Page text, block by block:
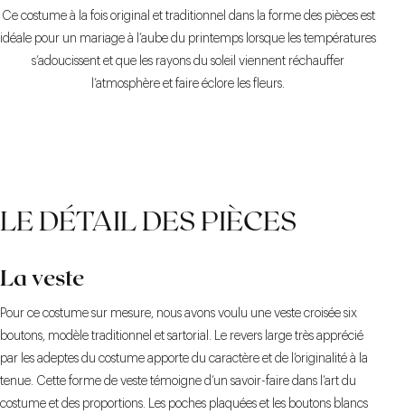
Ce costume à la fois original et traditionnel dans la forme des pièces est
idéale pour un mariage à l’aube du printemps lorsque les températures
s’adoucissent et que les rayons du soleil viennent réchauffer
l’atmosphère et faire éclore les fleurs.
LE DÉTAIL DES PIÈCES
La veste
Pour ce costume sur mesure, nous avons voulu une veste croisée six
boutons, modèle traditionnel et sartorial. Le revers large très apprécié
par les adeptes du costume apporte du caractère et de l’originalité à la
tenue. Cette forme de veste témoigne d’un savoir-faire dans l’art du
costume et des proportions. Les poches plaquées et les boutons blancs